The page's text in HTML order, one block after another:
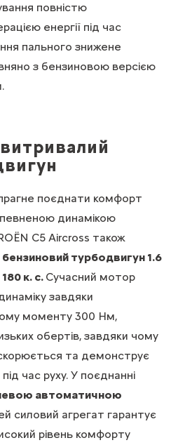
повністю
енергії під час
пального знижене
з бензиновою версією
поєднати комфорт
динамікою
C5 Aircross також
бензиновий турбодвигун 1.6
к. с. Сучасний мотор
завдяки
моменту 300 Нм,
обертів, завдяки чому
та демонструє
час руху. У поєднанні
автоматичною
силовий агрегат гарантує
рівень комфорту